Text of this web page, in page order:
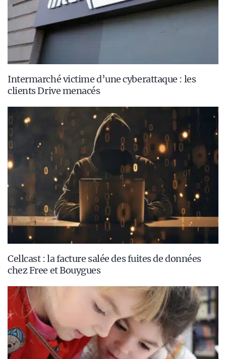
Intermarché victime d’une cyberattaque : les
clients Drive menacés
Cellcast : la facture salée des fuites de données
chez Free et Bouygues